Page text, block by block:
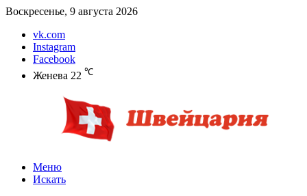
Воскресенье, 9 августа 2026
vk.com
Instagram
Facebook
Женева 22 ℃
Меню
Искать